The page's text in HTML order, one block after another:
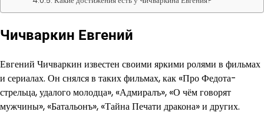
Чичваркин Евгений
Евгений Чичваркин известен своими яркими ролями в фильмах
и сериалах. Он снялся в таких фильмах, как «Про Федота-
стрельца, удалого молодца», «Адмиралъ», «О чём говорят
мужчины», «Батальонъ», «Тайна Печати дракона» и других.